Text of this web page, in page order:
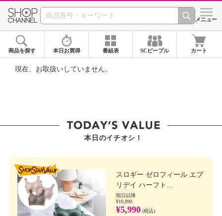
SHOP CHANNEL ショッ
メニュー
商品を探す 本日お買得 番組表 SCピープル カート
現在、お取扱いしていません。
本日のイチオシ！
スロギー ゼロフィール エブ
リデイ ハーフト...
明日以降
¥10,890
¥5,990 (税込)